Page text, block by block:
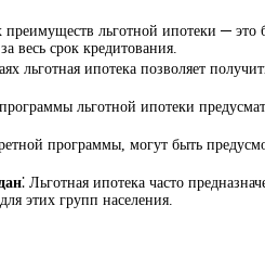
преимуществ льготной ипотеки ─ это
весь срок кредитования.
льготная ипотека позволяет
льготной ипотеки
программы, могут быть
⁚ Льготная ипотека часто
этих групп населения.